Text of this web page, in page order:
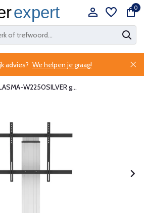
0
advies? We helpen je graag!
W2250SILVER g...